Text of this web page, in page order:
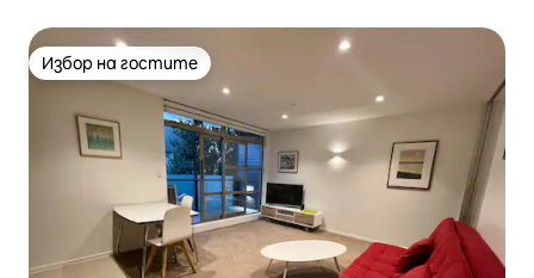
Избор на гостите
Избор на гостите